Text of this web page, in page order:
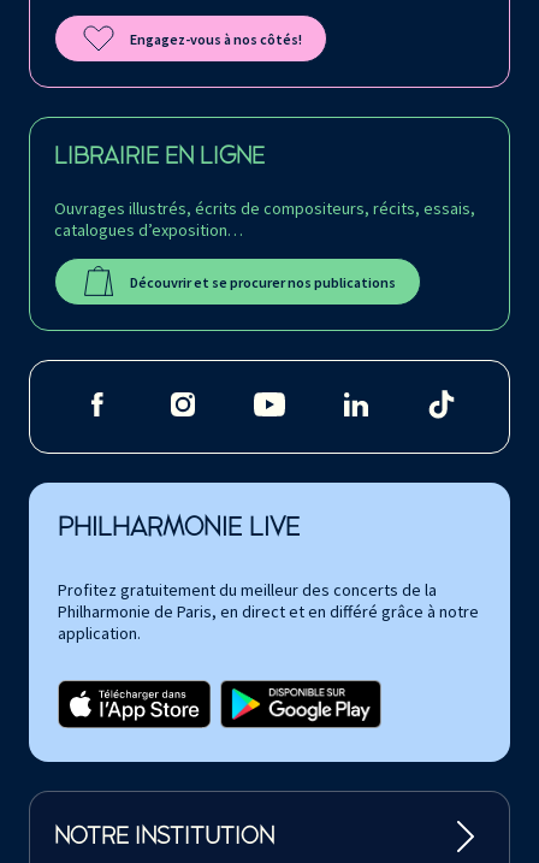
Engagez-vous à nos côtés!
LIBRAIRIE EN LIGNE
Ouvrages illustrés, écrits de compositeurs, récits, essais,
catalogues d’exposition…
Découvrir et se procurer nos publications
PHILHARMONIE LIVE
Profitez gratuitement du meilleur des concerts de la
Philharmonie de Paris, en direct et en différé grâce à notre
application.
NOTRE INSTITUTION